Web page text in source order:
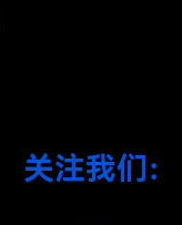
关注我们：